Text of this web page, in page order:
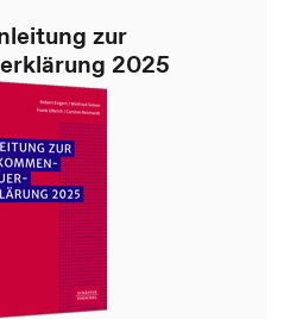
zur
2025